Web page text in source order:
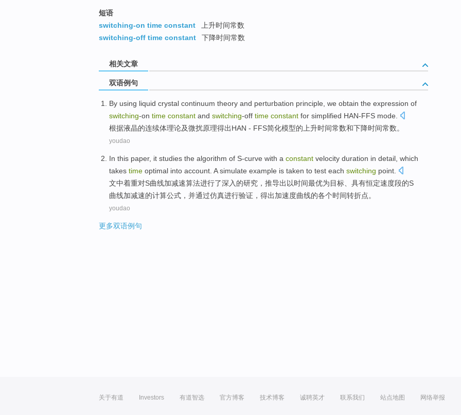
短语
switching-on time constant
上升时间常数
switching-off time constant
下降时间常数
相关文章
双语例句
By using liquid crystal continuum theory and perturbation principle , we obtain the expression of
switching-on time constant and switching-off time constant for simplified HAN-FFS mode.
根据液晶的连续体理论及微扰原理得出HAN - FFS简化模型的上升时间常数和下降时间常数。
youdao
In this paper, it studies the algorithm of S-curve with a constant velocity duration in detail which
takes time optimal into account . Asimulate example is taken to test each switching point
文中着重对S曲线加减速算法进行了深入 的研究 ，推导出 以时间最优为目标、 具有恒定速度段的S
曲线加减速的计算公式，并通过仿真进行验证 ，得出加速度曲线的各个时间转折点。
youdao
更多双语例句
关于有道 Investors 有道智选 官方博客 技术博客 诚聘英才 联系我们 站点地图 网络举报